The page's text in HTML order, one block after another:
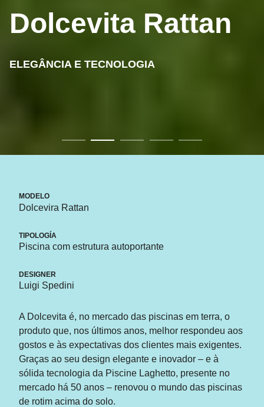
Dolcevita Rattan
ELEGÂNCIA E TECNOLOGIA
MODELO
Dolcevira Rattan
TIPOLOGÍA
Piscina com estrutura autoportante
DESIGNER
Luigi Spedini
A Dolcevita é, no mercado das piscinas em terra, o
produto que, nos últimos anos, melhor respondeu aos
gostos e às expectativas dos clientes mais exigentes.
Graças ao seu design elegante e inovador – e à
sólida tecnologia da Piscine Laghetto, presente no
mercado há 50 anos – renovou o mundo das piscinas
de rotim acima do solo.